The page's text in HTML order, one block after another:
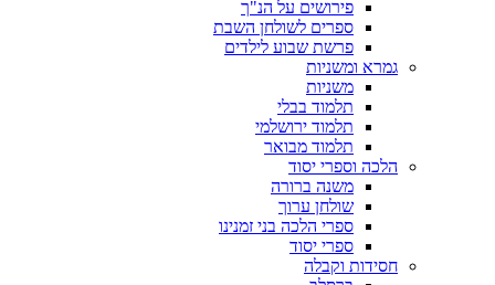
פירושים על הנ"ך
ספרים לשולחן השבת
פרשת שבוע לילדים
גמרא ומשניות
משניות
תלמוד בבלי
תלמוד ירושלמי
תלמוד מבואר
הלכה וספרי יסוד
משנה ברורה
שולחן ערוך
ספרי הלכה בני זמנינו
ספרי יסוד
חסידות וקבלה